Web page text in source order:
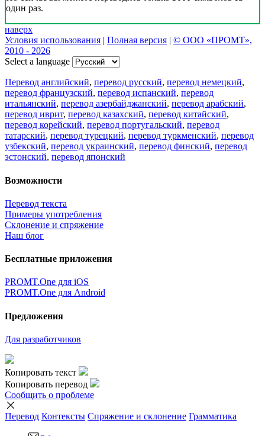
один раз.
наверх
Условия использования | Полная версия | © ООО «ПРОМТ»,
2010 - 2026
Select a language
Перевод английский, перевод русский, перевод немецкий,
перевод французский, перевод испанский, перевод
итальянский, перевод азербайджанский, перевод арабский,
перевод иврит, перевод казахский, перевод китайский,
перевод корейский, перевод португальский, перевод
татарский, перевод турецкий, перевод туркменский, перевод
узбекский, перевод украинский, перевод финский, перевод
эстонский, перевод японский
Возможности
Перевод текста
Примеры употребления
Склонение и спряжение
Наш блог
Бесплатные приложения
PROMT.One для iOS
PROMT.One для Android
Предложения
Для разработчиков
Копировать текст
Копировать перевод
Сообщить о проблеме
Перевод Контексты Спряжение и склонение Грамматика